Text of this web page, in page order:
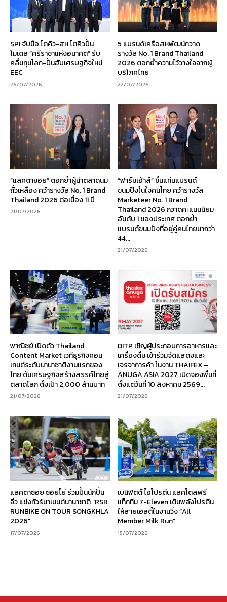
SPI จับมือ โตคิว-สห โตคิวปั้น
โมเดล “ศรีราชาแห่งอนาคต” รับ
คลื่นทุนโลก-ปั้นฮับเศรษฐกิจใหม่
EEC
26/07/2026
5 แบรนด์เครือสหพัฒน์กวาด
รางวัล No. 1 Brand Thailand
2026 ตอกย้ำความไว้วางใจจากผู้
บริโภคไทย
22/07/2026
“แลคตาซอย” ตอกย้ำผู้นำตลาดนม
ถั่วเหลือง คว้ารางวัล No. 1 Brand
Thailand 2026 ต่อเนื่อง 11 ปี
21/07/2026
“ฟาร์มเฮ้าส์” ขึ้นแท่นแบรนด์
ขนมปังในใจคนไทย คว้ารางวัล
Marketeer No. 1 Brand
Thailand 2026 กวาดคะแนนนิยม
อันดับ 1 ของประเทศ ตอกย้ำ
แบรนด์ขนมปังที่อยู่คู่คนไทยมากว่า
44...
21/07/2026
พาณิชย์ เปิดตัว Thailand
Content Market เวทีธุรกิจคอน
เทนต์ระดับนานาชาติงานแรกของ
ไทย ดันเศรษฐกิจสร้างสรรค์ไทยสู่
ตลาดโลก ตั้งเป้า 2,000 ล้านบาท
21/07/2026
DITP เชิญผู้ประกอบการอาหารและ
เครื่องดื่ม เข้าร่วมจัดแสดงและ
เจรจาการค้า ในงาน THAIFEX –
ANUGA ASIA 2027 เปิดจองพื้นที่
ตั้งแต่วันที่ 10 สิงหาคม 2569...
21/07/2026
แลคตาซอย ซอยโย่ ร่วมปั้นนักปั่น
จิ๋ว แข่งทัวร์นาเมนต์นานาชาติ “RSR
RUNBIKE ON TOUR SONGKHLA
2026”
17/07/2026
เบนิฟิตต์ ไฮโปรตีน แลคโตสฟรี
แท็กทีม 7-Eleven เติมพลังโปรตีน
ให้สายเฮลตี้ในงานวิ่ง “All
Member Milk Run”
15/07/2026